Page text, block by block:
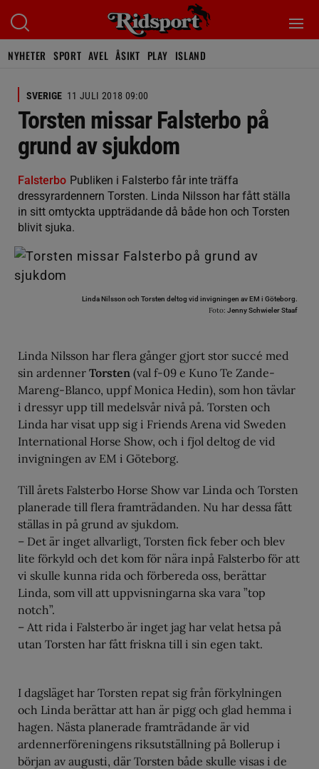
NYHETER SPORT AVEL ÅSIKT PLAY ISLAND
SVERIGE 11 JULI 2018 09:00
Torsten missar Falsterbo på
grund av sjukdom
Falsterbo Publiken i Falsterbo får inte träffa
dressyrardennern Torsten. Linda Nilsson har fått ställa
in sitt omtyckta uppträdande då både hon och Torsten
blivit sjuka.
Linda Nilsson och Torsten deltog vid invigningen av EM i Göteborg.
Foto: Jenny Schwieler Staaf
Linda Nilsson har flera gånger gjort stor succé med
sin ardenner Torsten (val f-09 e Kuno Te Zande-
Mareng-Blanco, uppf Monica Hedin), som hon tävlar
i dressyr upp till medelsvår nivå på. Torsten och
Linda har visat upp sig i Friends Arena vid Sweden
International Horse Show, och i fjol deltog de vid
invigningen av EM i Göteborg.
Till årets Falsterbo Horse Show var Linda och Torsten
planerade till flera framträdanden. Nu har dessa fått
ställas in på grund av sjukdom.
– Det är inget allvarligt, Torsten fick feber och blev
lite förkyld och det kom för nära inpå Falsterbo för att
vi skulle kunna rida och förbereda oss, berättar
Linda, som vill att uppvisningarna ska vara ”top
notch”.
– Att rida i Falsterbo är inget jag har velat hetsa på
utan Torsten har fått friskna till i sin egen takt.
I dagsläget har Torsten repat sig från förkylningen
och Linda berättar att han är pigg och glad hemma i
hagen. Nästa planerade framträdande är vid
ardennerföreningens riksutställning på Bollerup i
början av augusti, där Torsten både skulle visas i de